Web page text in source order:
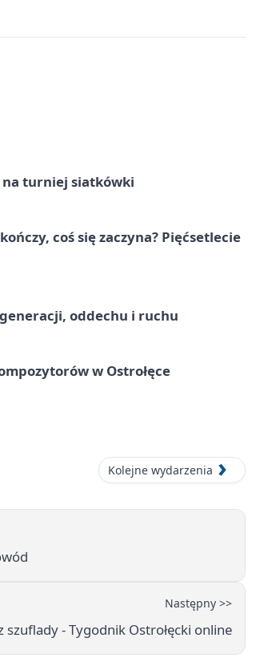
na turniej siatkówki
coś się zaczyna? Pięćsetlecie
oddechu i ruchu
w Ostrołęce
Kolejne wydarzenia
Następny >>
szuflady - Tygodnik Ostrołęcki online